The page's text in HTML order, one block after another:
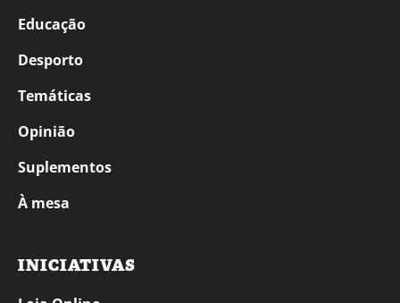
Educação
Desporto
Temáticas
Opinião
Suplementos
À mesa
INICIATIVAS